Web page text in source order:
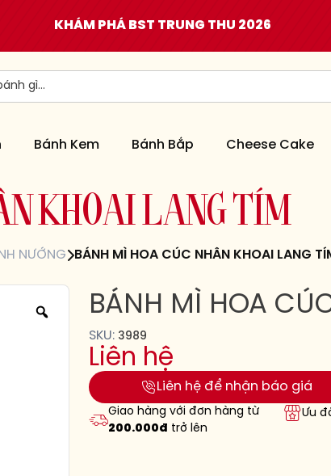
KHÁM PHÁ BST TRUNG THU 2026
Bánh Kem Bánh Bắp Cheese Cake
N K H OA LA NG M
NƯỚNG BÁNH MÌ HOA CÚC NHÂN KHOAI LANG
BÁNH MÌ HOA
SKU: 3989
Liên hệ
Liên hệ để nhận báo giá
Giao hàng với đơn hàng từ
200.000đ trở lên
Ưu